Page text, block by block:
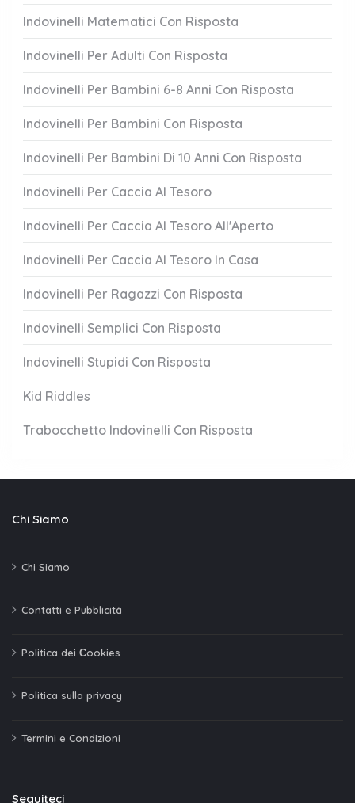
Indovinelli Matematici Con Risposta
Indovinelli Per Adulti Con Risposta
Indovinelli Per Bambini 6-8 Anni Con Risposta
Indovinelli Per Bambini Con Risposta
Indovinelli Per Bambini Di 10 Anni Con Risposta
Indovinelli Per Caccia Al Tesoro
Indovinelli Per Caccia Al Tesoro All'Aperto
Indovinelli Per Caccia Al Tesoro In Casa
Indovinelli Per Ragazzi Con Risposta
Indovinelli Semplici Con Risposta
Indovinelli Stupidi Con Risposta
Kid Riddles
Trabocchetto Indovinelli Con Risposta
Chi Siamo
Chi Siamo
Contatti e Pubblicità
Politica dei Сookies
Politica sulla privacy
Termini e Condizioni
Seguiteci